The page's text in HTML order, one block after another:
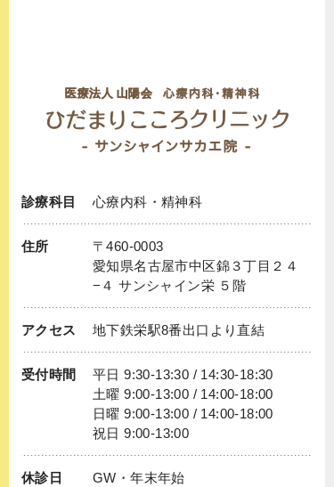
診療科目 心療内科 ・精神科
住所
〒460-0003
愛知県名古屋市中区錦３丁目２４
−４ サンシャイン栄 ５階
アクセス 地下鉄栄駅8番出口より直結
受付時間
平日 9:30-13:30 / 14:30-18:30
土曜 9:00-13:00 / 14:00-18:00
日曜 9:00-13:00 / 14:00-18:00
祝日 9:00-13:00
休診日 GW・年末年始